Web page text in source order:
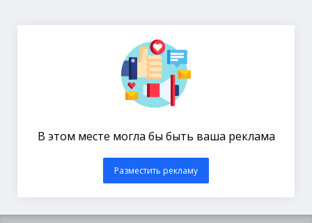
В этом месте могла бы быть ваша реклама
Разместить рекламу